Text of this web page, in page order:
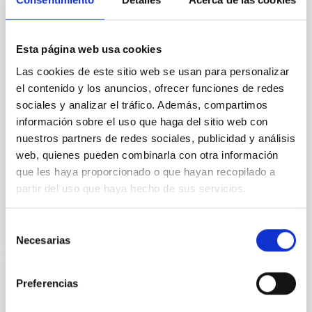
Esta página web usa cookies
Las cookies de este sitio web se usan para personalizar
el contenido y los anuncios, ofrecer funciones de redes
sociales y analizar el tráfico. Además, compartimos
información sobre el uso que haga del sitio web con
nuestros partners de redes sociales, publicidad y análisis
web, quienes pueden combinarla con otra información
que les haya proporcionado o que hayan recopilado a
partir del uso que haya hecho de sus servicios.
Necesarias
Preferencias
cloud-scale magnetic field. A. Pandhi et al. showed
instead, however, that the orientation of cores and
their angular momentum vectors appear random
Yin, Sean et al.
Fecha de publicación:
BIBCODE 2026APJ..1003...83Y
CON ÁRBITRO